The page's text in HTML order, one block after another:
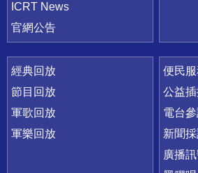
ICRT News
官網公告
經典回放
節目回放
軍歌回放
軍樂回放
便民
公益
電台
新聞
廣播